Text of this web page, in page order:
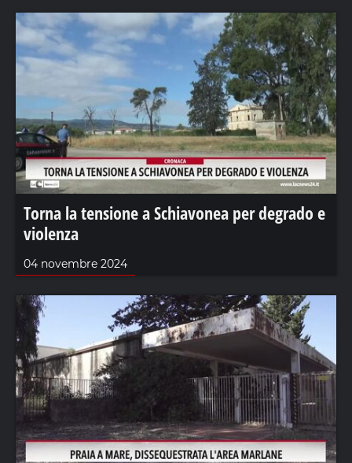
Torna la tensione a Schiavonea per degrado e
violenza
04 novembre 2024